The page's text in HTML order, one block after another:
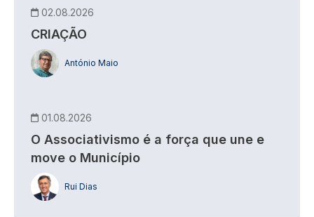
02.08.2026
CRIAÇÃO
António Maio
01.08.2026
O Associativismo é a força que une e
move o Município
Rui Dias